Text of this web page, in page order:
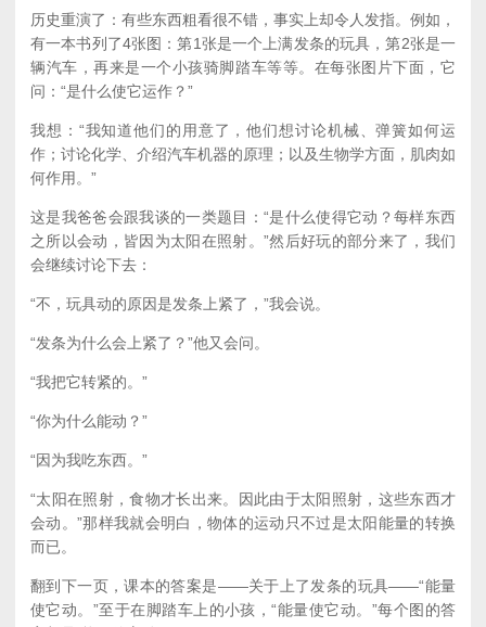
历史重演了：有些东西粗看很不错，事实上却令人发指。例如，
有一本书列了4张图：第1张是一个上满发条的玩具，第2张是一
辆汽车，再来是一个小孩骑脚踏车等等。在每张图片下面，它
问：“是什么使它运作？”
我想：“我知道他们的用意了，他们想讨论机械、弹簧如何运
作；讨论化学、介绍汽车机器的原理；以及生物学方面，肌肉如
何作用。”
这是我爸爸会跟我谈的一类题目：“是什么使得它动？每样东西
之所以会动，皆因为太阳在照射。”然后好玩的部分来了，我们
会继续讨论下去：
“不，玩具动的原因是发条上紧了，”我会说。
“发条为什么会上紧了？”他又会问。
“我把它转紧的。”
“你为什么能动？”
“因为我吃东西。”
“太阳在照射，食物才长出来。因此由于太阳照射，这些东西才
会动。”那样我就会明白，物体的运动只不过是太阳能量的转换
而已。
翻到下一页，课本的答案是——关于上了发条的玩具——“能量
使它动。”至于在脚踏车上的小孩，“能量使它动。”每个图的答